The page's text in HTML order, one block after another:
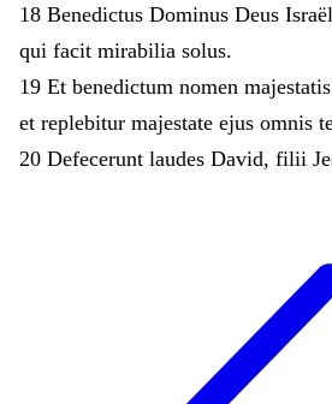
18 Benedictus Dominus Deus Israël
qui facit mirabilia solus.
19 Et benedictum nomen majestatis
et replebitur majestate ejus omnis
20 Defecerunt laudes David, filii